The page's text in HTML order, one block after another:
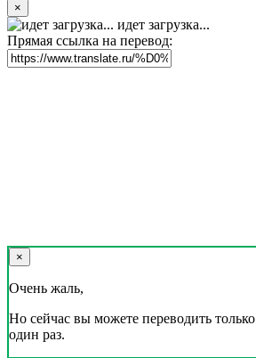
×
идет загрузка...
Прямая ссылка на перевод:
×
Очень жаль,
Но сейчас вы можете переводить только
один раз.